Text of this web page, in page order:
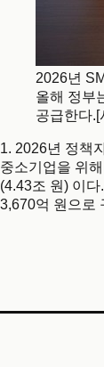
2026년
올해 정부
공급한다.[
1. 2026년 정책
중소기업을 위
(4.43조 원) 이
3,670억 원으로